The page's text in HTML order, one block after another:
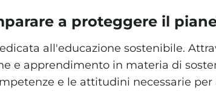
a proteggere il
all'educazione sostenibile.
e apprendimento in materia di
e le attitudini necessarie